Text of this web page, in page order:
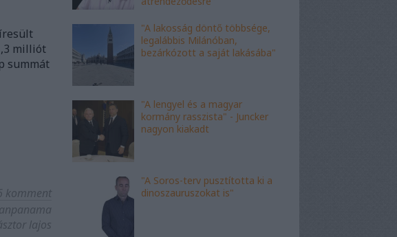
milliót
summát
komment
lajos
"A lakosság döntő többsége,
legalábbis Milánóban,
bezárkózott a saját lakásába"
"A lengyel és a magyar
kormány rasszista" - Juncker
nagyon kiakadt
"A Soros-terv pusztította ki a
dinoszauruszokat is"